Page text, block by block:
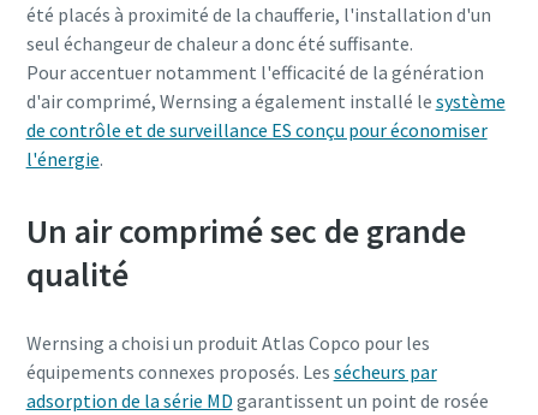
été placés à proximité de la chaufferie, l'installation d'un
seul échangeur de chaleur a donc été suffisante.
Pour accentuer notamment l'efficacité de la génération
d'air comprimé, Wernsing a également installé le système
de contrôle et de surveillance ES conçu pour économiser
l'énergie.
Un air comprimé sec de grande
qualité
Wernsing a choisi un produit Atlas Copco pour les
équipements connexes proposés. Les sécheurs par
adsorption de la série MD garantissent un point de rosée